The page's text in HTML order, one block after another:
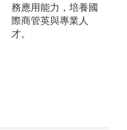
務應用能力，培養國
際商管英與專業人
才。